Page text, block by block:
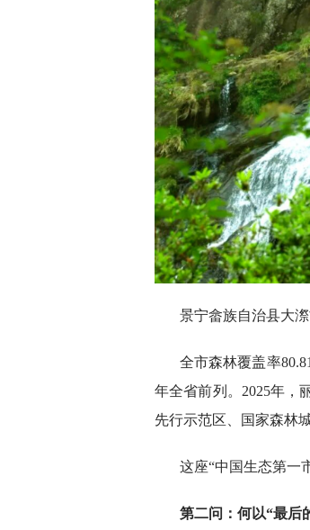
景宁畲族自治县大
全市森林覆盖率
年全省前列。2025年，
先行示范区、国家森林
这座“中国生态第一
第二问：何以“最后